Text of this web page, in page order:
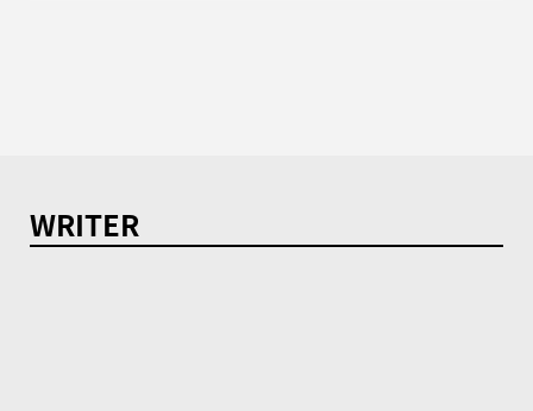
WRITER